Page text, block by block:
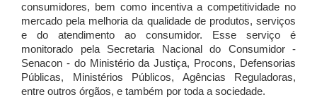
consumidores, bem como incentiva a competitividade no
mercado pela melhoria da qualidade de produtos, serviços
e do atendimento ao consumidor. Esse serviço é
monitorado pela Secretaria Nacional do Consumidor -
Senacon - do Ministério da Justiça, Procons, Defensorias
Públicas, Ministérios Públicos, Agências Reguladoras,
entre outros órgãos, e também por toda a sociedade.